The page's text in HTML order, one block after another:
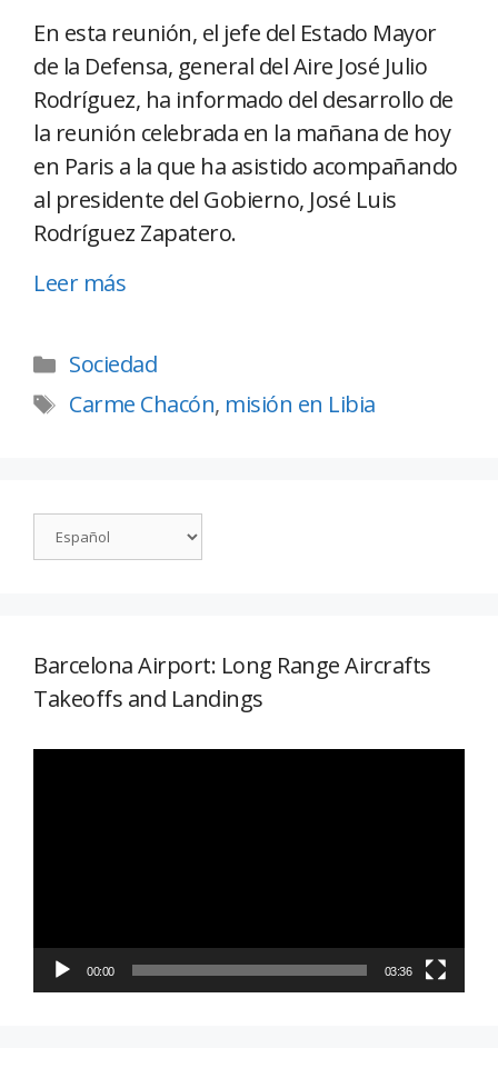
En esta reunión, el jefe del Estado Mayor
de la Defensa, general del Aire José Julio
Rodríguez, ha informado del desarrollo de
la reunión celebrada en la mañana de hoy
en Paris a la que ha asistido acompañando
al presidente del Gobierno, José Luis
Rodríguez Zapatero.
Leer más
Sociedad
Carme Chacón, misión en Libia
Barcelona Airport: Long Range Aircrafts
Takeoffs and Landings
00:00 03:36